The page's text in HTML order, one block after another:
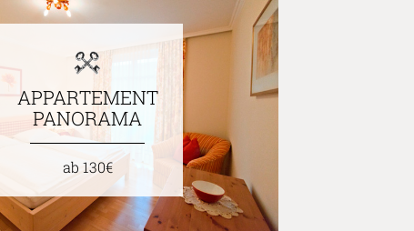
APPARTEMENT
PANORAMA
ab 130€